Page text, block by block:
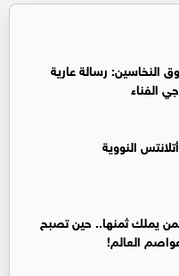
رسالة عارية
الفناء
النووية
يملك ثمنها.. حين تصبح
العالم!